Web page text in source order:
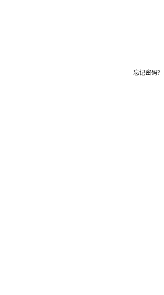
忘记密码?